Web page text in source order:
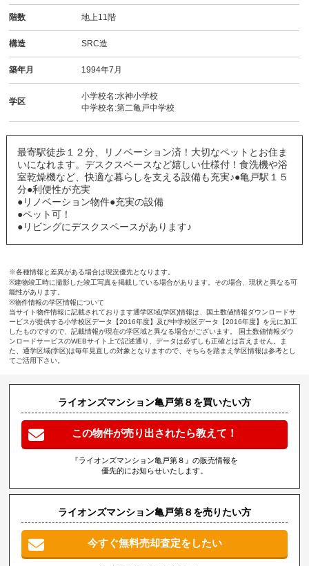
階数 地上11階
構造 SRC造
築年月 1994年7月
学区
小学校名:水神小学校
中学校名:第二亀戸中学校
最寄駅徒歩１２分、リノベーション済！大切なペットとお住ま
いになれます。デスクスペースなど嬉しい仕様付！食洗機や浴
室乾燥機など、快適な暮らしを支える設備も充実♪●亀戸駅１５
分●利便性が充実
●リノベーション物件●充実の設備
●ペット可！
●リビングにデスクスペースがあります♪
※各種情報と差異がある場合は現況優先となります。
※建物竣工時に撮影した竣工写真を掲載している場合があります。その場合、現状と異なる可
能性があります。
※物件情報の学区情報について
当サイト物件情報に記載されております通学区域(学区)情報は、国土数値情報ダウンロードサ
ービスが提供する小学校区データ【2016年度】及び中学校区データ【2016年度】を元に加工
したものですので、記載情報が現在の学区域と異なる場合がございます。 国土数値情報ダウ
ンロードサービスのWEBサイト上で記述通り、データは必ずしも正確とは言えません。ま
た、通学区域(学区)は毎年見直しの対象となりますので、そちらを踏まえ学区情報は参考とし
てご活用下さい。
ライオンズマンション亀戸第８を買いたい方
この物件が売り出されたら教えて！
『ライオンズマンション亀戸第８』の販売情報を
優先的にお知らせいたします。
ライオンズマンション亀戸第８を売りたい方
今すぐ無料売却査定をしたい